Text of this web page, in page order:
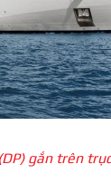
gắn trên